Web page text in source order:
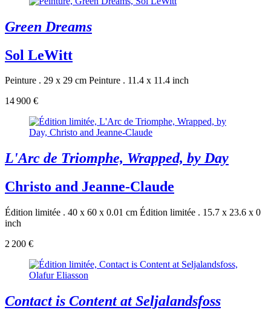
Green Dreams
Sol LeWitt
Peinture . 29 x 29 cm Peinture . 11.4 x 11.4 inch
14 900 €
L'Arc de Triomphe, Wrapped, by Day
Christo and Jeanne-Claude
Édition limitée . 40 x 60 x 0.01 cm Édition limitée . 15.7 x 23.6 x 0
inch
2 200 €
Contact is Content at Seljalandsfoss